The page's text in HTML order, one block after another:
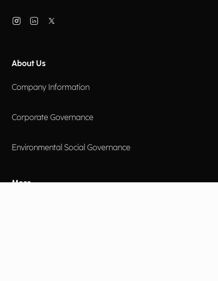
About Us
Company Information
Corporate Governance
Environmental Social Governance
More